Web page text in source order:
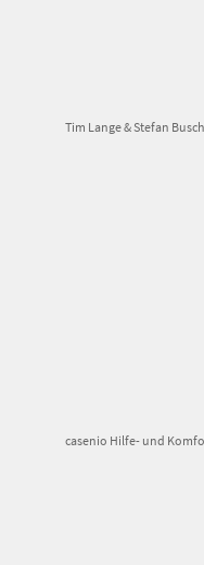
Tim Lange & Stefan
casenio Hilfe- und